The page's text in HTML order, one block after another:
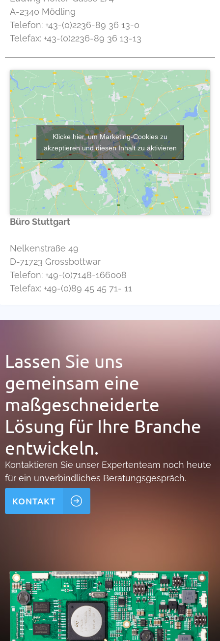
A-2340 Mödling
Telefon: +43-(0)2236-89 36 13-0
Telefax: +43-(0)2236-89 36 13-13
Klicke hier, um Marketing-Cookies zu
akzeptieren und diesen Inhalt zu aktivieren
Büro Stuttgart
Nelkenstraße 49
D-71723 Grossbottwar
Telefon: +49-(0)7148-166008
Telefax: +49-(0)89 45 45 71- 11
Lassen Sie uns
gemeinsam eine
maßgeschneiderte
Lösung für Ihre Branche
entwickeln.
Kontaktieren Sie unser Expertenteam noch heute
für ein unverbindliches Beratungsgespräch.
KONTAKT